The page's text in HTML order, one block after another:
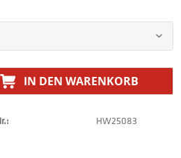
IN DEN WARENKORB
HW25083